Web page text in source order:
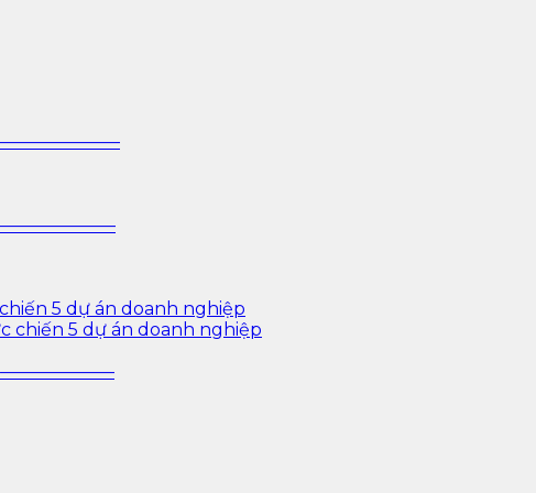
sâu cho ngành ngân hàng – bảo hiểm – chứng khoán
5 dự án doanh nghiệp
chiến 5 dự án doanh nghiệp
——————–